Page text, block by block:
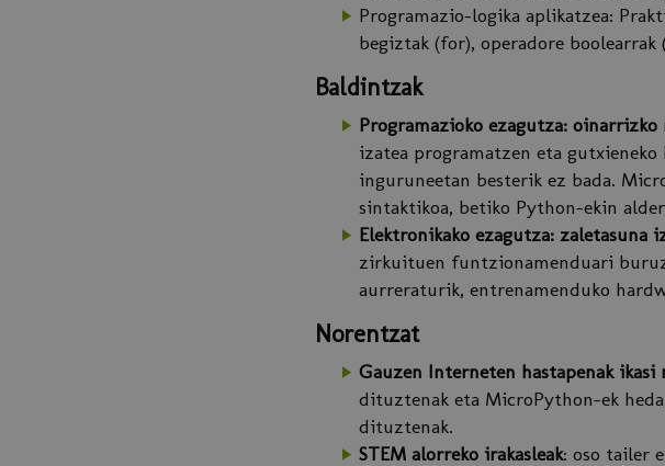
Programazio-logika aplikatzea:
begiztak (for), operadore
Baldintzak
Programazioko ezagutza: oinarrizko
izatea programatzen eta
inguruneetan besterik ez bada.
sintaktikoa, betiko Python-ekin
Elektronikako ezagutza: zaletasuna
zirkuituen funtzionamenduari
aurreraturik, entrenamenduko
Norentzat
Gauzen Interneten hastapenak
dituztenak eta MicroPython-ek
dituztenak.
STEM alorreko irakasleak: oso tailer